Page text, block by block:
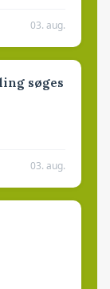
03. aug.
søges
03. aug.